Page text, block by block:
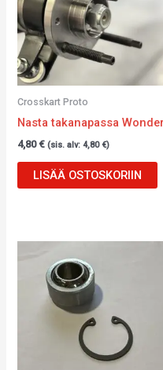
Crosskart Proto
Nasta takanapassa Wonder
4,80€ (sis. alv:4,80 €)
LISÄÄ OSTOSKORIIN